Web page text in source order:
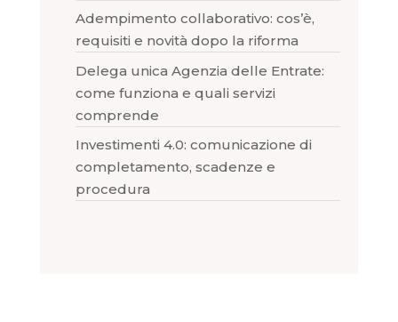
Adempimento collaborativo: cos’è,
requisiti e novità dopo la riforma
Delega unica Agenzia delle Entrate:
come funziona e quali servizi
comprende
Investimenti 4.0: comunicazione di
completamento, scadenze e
procedura